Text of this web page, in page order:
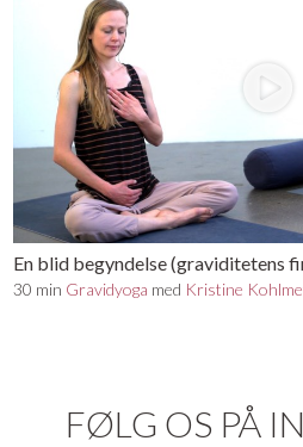
En blid begyndelse (graviditetens
30 min Gravidyoga med Kristine
FØLG OS PÅ